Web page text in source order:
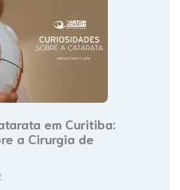
em Curitiba:
a Cirurgia de